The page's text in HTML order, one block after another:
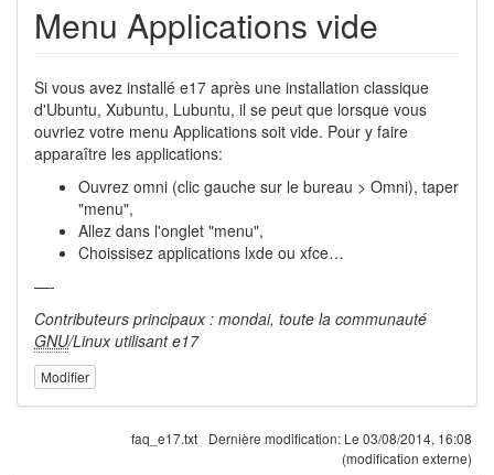
Menu Applications vide
Si vous avez installé e17 après une installation classique
d'Ubuntu, Xubuntu, Lubuntu, il se peut que lorsque vous
ouvriez votre menu Applications soit vide. Pour y faire
apparaître les applications:
Ouvrez omni (clic gauche sur le bureau > Omni), taper
"menu",
Allez dans l'onglet "menu",
Choissisez applications lxde ou xfce…
—-
Contributeurs principaux : mondai, toute la communauté
GNU/Linux utilisant e17
Modifier
faq_e17.txt Dernière modification: Le 03/08/2014, 16:08
(modification externe)